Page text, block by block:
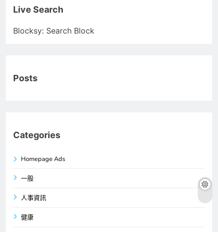
Live Search
Blocksy: Search Block
Posts
Categories
Homepage Ads
一般
人事資訊
健康